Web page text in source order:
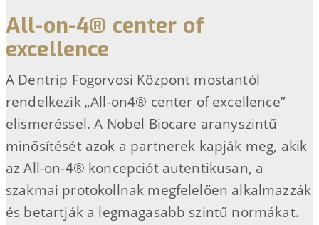
All-on-4® center of
excellence
A Dentrip Fogorvosi Központ mostantól
rendelkezik „All-on4® center of excellence”
elismeréssel. A Nobel Biocare aranyszintű
minősítését azok a partnerek kapják meg, akik
az All-on-4® koncepciót autentikusan, a
szakmai protokollnak megfelelően alkalmazzák
és betartják a legmagasabb szintű normákat.